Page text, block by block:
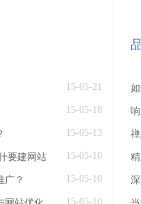
15-05-21
15-05-18
15-05-13
要建网站 15-05-10
广？ 15-05-10
15-05-10